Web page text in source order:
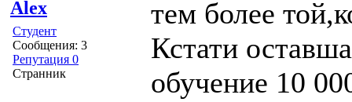
Alex
Студент
Сообщения: 3
Репутация 0
Странник
тем более
Кстати
обучение 10